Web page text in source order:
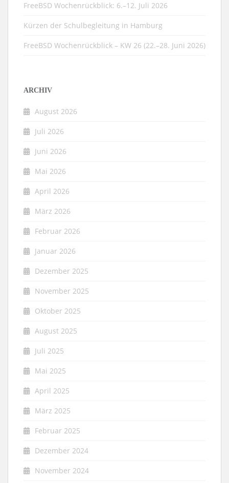
FreeBSD Wochenrückblick: 6.–12. Juli 2026
Kürzen der Schulbegleitung in Hamburg
FreeBSD Wochenrückblick – KW 26 (22.–28. Juni 2026)
ARCHIV
August 2026
Juli 2026
Juni 2026
Mai 2026
April 2026
März 2026
Februar 2026
Januar 2026
Dezember 2025
November 2025
Oktober 2025
August 2025
Juli 2025
Mai 2025
April 2025
März 2025
Februar 2025
Dezember 2024
November 2024